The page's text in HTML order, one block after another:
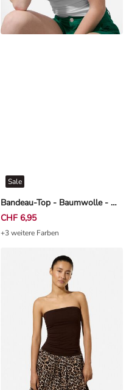
Bandeau-Top - Baumwolle - Weiß
Sale
CHF 6,95
+3 weitere Farben